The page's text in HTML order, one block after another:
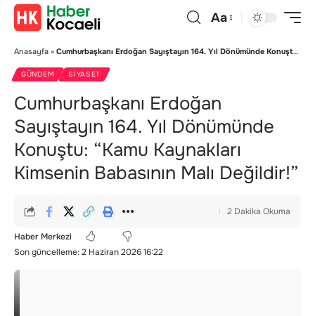
Aa
Anasayfa » Cumhurbaşkanı Erdoğan Sayıştayın 164. Yıl Dönümünde Konuştu: “Kamu Kaynakları Kimsenin Babasının Malı Değildir!”
GÜNDEM SIYASET
Cumhurbaşkanı Erdoğan
Sayıştayın 164. Yıl Dönümünde
Konuştu: “Kamu Kaynakları
Kimsenin Babasının Malı Değildir!”
Son güncelleme: 2 Haziran 2026 16:22
Haber Merkezi
2 Dakika Okuma